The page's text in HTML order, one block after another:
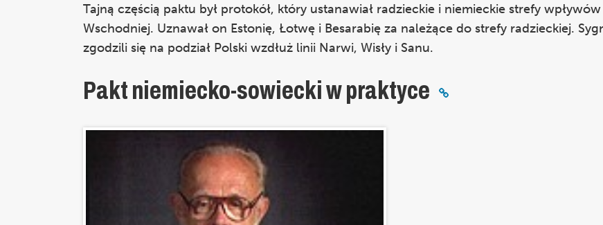
Tajną częścią paktu był protokół, który ustanawiał radzieckie i niemieckie strefy
Wschodniej. Uznawał on Estonię, Łotwę i Besarabię za należące do strefy radzieckiej.
zgodzili się na podział Polski wzdłuż linii Narwi, Wisły i Sanu.
Pakt niemiecko-sowiecki w praktyce